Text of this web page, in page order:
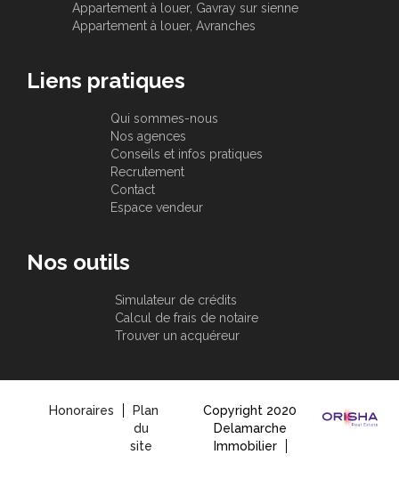
Appartement à louer, Gavray sur sienne
Appartement à louer, Avranches
Liens pratiques
Qui sommes-nous
Nos agences
Conseils et infos pratiques
Recrutement
Contact
Espace vendeur
Nos outils
Simulateur de crédits
Calcul de frais de notaire
Trouver un acquéreur
Honoraires
Plan
du
site
Copyright 2020
Delamarche
Immobilier